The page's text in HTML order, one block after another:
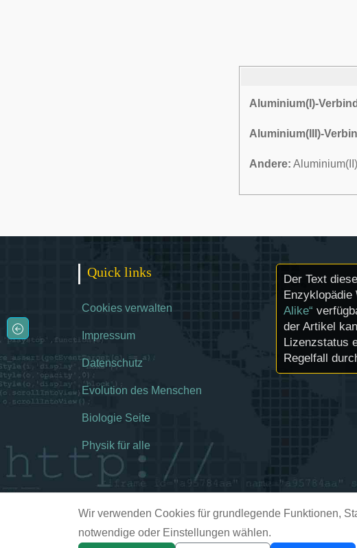
Wir verwenden Cookies für grundlegende Funktionen,
notwendige oder Einstellungen wählen.
Aluminium(I)-
Aluminium(III)-
Andere:
Quick links
Cookies verwalten
Impressum
Datenschutz
Evolution des Menschen
Biologie Seite
Physik für alle
Der Text
Alike“
der Artikel
Lizenzstatus
Regelfall